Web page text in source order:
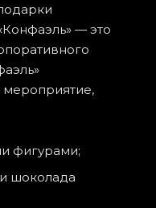
— это
фигурами;
шоколада